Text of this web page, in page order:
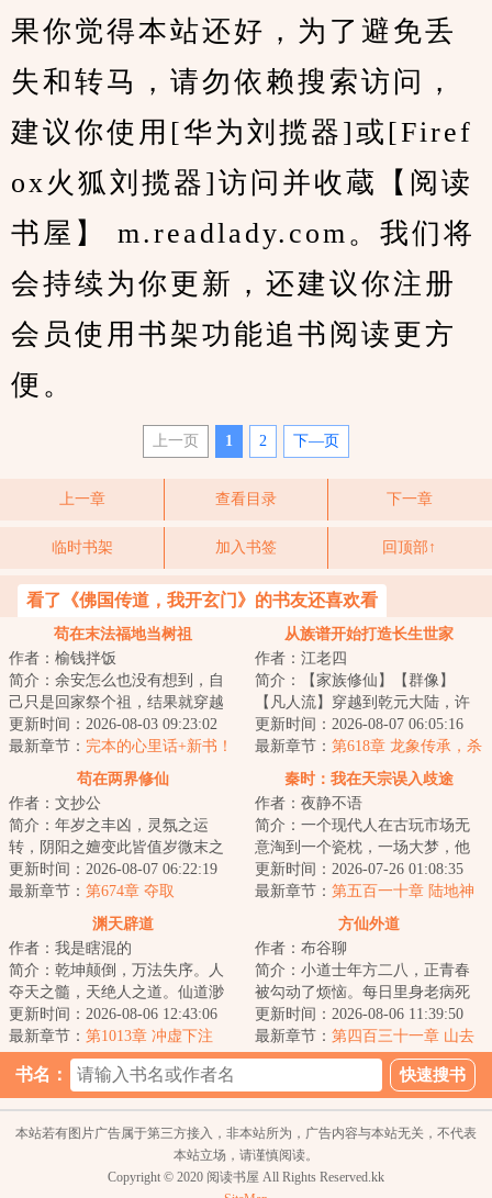
果你觉得本站还好，为了避免丢
失和转马，请勿依赖搜索访问，
建议你使用[华为刘揽器]或[Firef
ox火狐刘揽器]访问并收蔵【阅读
书屋】 m.readlady.com。我们将
会持续为你更新，还建议你注册
会员使用书架功能追书阅读更方
便。
上一页 1 2 下—页
上一章 查看目录 下一章
临时书架 加入书签 回顶部↑
看了《佛国传道，我开玄门》的书友还喜欢看
苟在末法福地当树祖
作者：榆钱拌饭
简介：余安怎么也没有想到，自
己只是回家祭个祖，结果就穿越
了。关键是，他化身成了一棵稀
有种榆树。而这...
更新时间：2026-08-03 09:23:02
最新章节： 完本的心里话+新书！
从族谱开始打造长生世家
作者：江老四
简介：【家族修仙】【群像】
【凡人流】穿越到乾元大陆，许
川伴生一本血脉族谱。每繁衍一
代，血脉族谱便会...
更新时间：2026-08-07 06:05:16
最新章节： 第618章 龙象传承，杀
伐果断《求月票！》
苟在两界修仙
作者：文抄公
简介：年岁之丰凶，灵氛之运
转，阴阳之嬗变此皆值岁微末之
绩耳……这是一个少年穿越两界
修仙，摸索成为【...
更新时间：2026-08-07 06:22:19
最新章节： 第674章 夺取
秦时：我在天宗误入歧途
作者：夜静不语
简介：一个现代人在古玩市场无
意淘到一个瓷枕，一场大梦，他
的灵魂穿越到了一个战火纷飞的
年代，这里诸子...
更新时间：2026-07-26 01:08:35
最新章节： 第五百一十章 陆地神
仙，乐土（完）
渊天辟道
作者：我是瞎混的
简介：乾坤颠倒，万法失序。人
夺天之髓，天绝人之道。仙道渺
渺，永生空空，我自辟道而行，
于深渊中见永生...
更新时间：2026-08-06 12:43:06
最新章节： 第1013章 冲虚下注
方仙外道
作者：布谷聊
简介：小道士年方二八，正青春
被勾动了烦恼。每日里身老病死
苦，见些个爱恨嗔痴怨。我不愿
容颜凋华萎，我...
更新时间：2026-08-06 11:39:50
最新章节： 第四百三十一章 山去
人空、浑水摸鱼
书名：
本站若有图片广告属于第三方接入，非本站所为，广告内容与本站无关，不代表
本站立场，请谨慎阅读。
Copyright © 2020 阅读书屋 All Rights Reserved.kk